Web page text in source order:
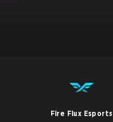
Fire Flux Esports